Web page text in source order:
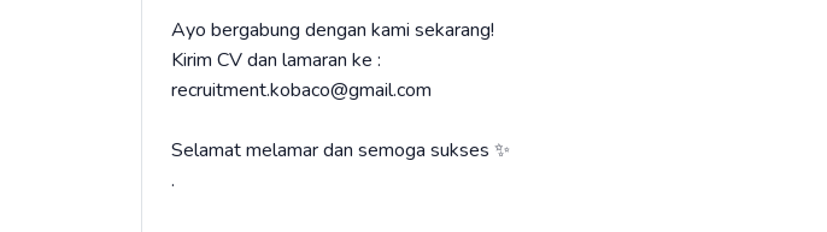
Ayo bergabung dengan kami sekarang!
Kirim CV dan lamaran ke :
recruitment.kobaco@gmail.com
Selamat melamar dan semoga sukses ✨
.